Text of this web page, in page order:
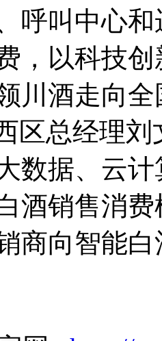
呼叫中心
，以科技
川酒走向全
总经理刘
数据、云
酒销售消
商向智能